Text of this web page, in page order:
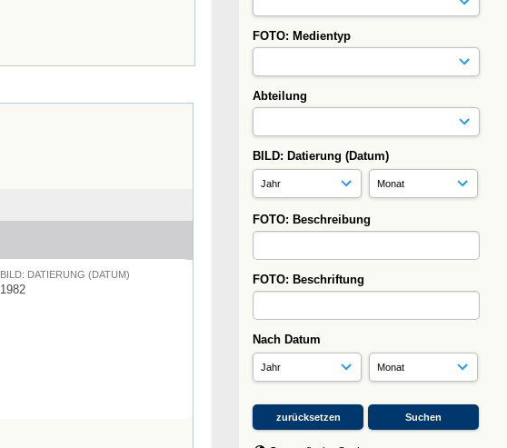
FOTO: Medientyp
Abteilung
BILD: Datierung (Datum)
FOTO: Beschreibung
FOTO: Beschriftung
Nach Datum
BILD: DATIERUNG (DATUM)
1982